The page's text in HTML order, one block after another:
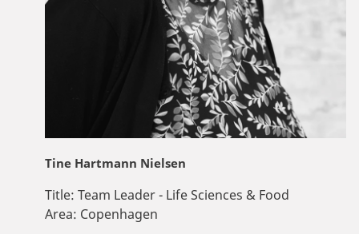
Tine Hartmann Nielsen
Title: Team Leader - Life Sciences & Food
Area: Copenhagen